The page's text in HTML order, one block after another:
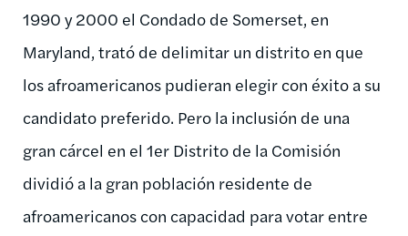
1990 y 2000 el Condado de Somerset, en
Maryland, trató de delimitar un distrito en que
los afroamericanos pudieran elegir con éxito a su
candidato preferido. Pero la inclusión de una
gran cárcel en el 1er Distrito de la Comisión
dividió a la gran población residente de
afroamericanos con capacidad para votar entre